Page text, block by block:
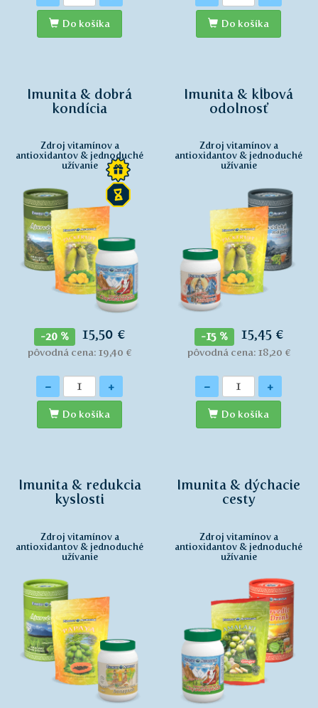
Do košíka Do košíka
Imunita & dobrá
kondícia
Zdroj vitamínov a
antioxidantov & jednoduché
užívanie
-20 % 15,50 €
pôvodná cena: 19,40 €
Množstvo
- +
Do košíka
Imunita & kĺbová
odolnosť
Zdroj vitamínov a
antioxidantov & jednoduché
užívanie
-15 % 15,45 €
pôvodná cena: 18,20 €
Množstvo
- +
Do košíka
Imunita & redukcia
kyslosti
Zdroj vitamínov a
antioxidantov & jednoduché
užívanie
Imunita & dýchacie
cesty
Zdroj vitamínov a
antioxidantov & jednoduché
užívanie